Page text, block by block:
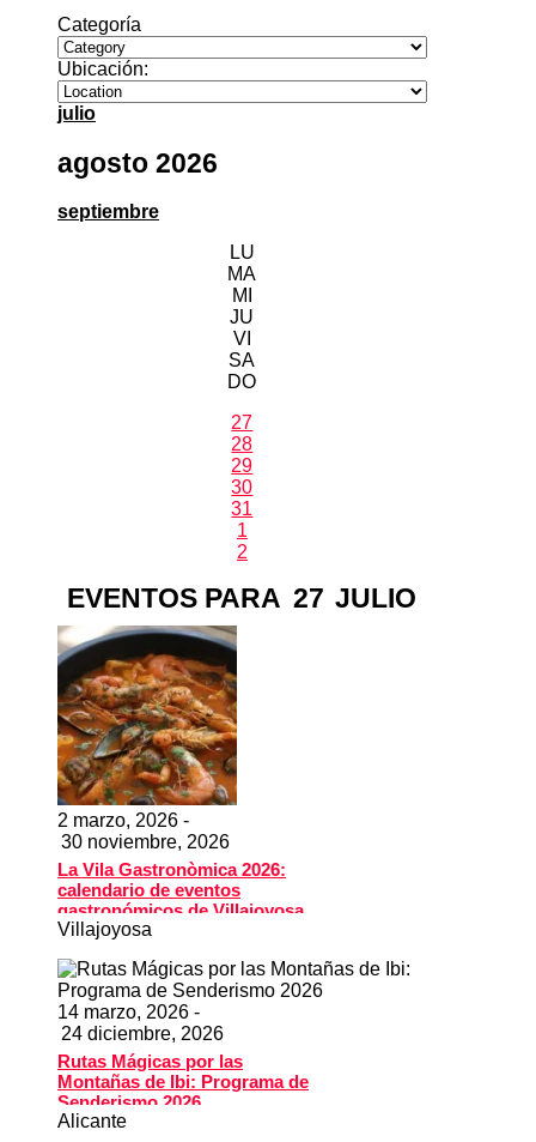
Categoría
Ubicación:
julio
agosto 2026
septiembre
LU
MA
MI
JU
VI
SA
DO
27
28
29
30
31
1
2
EVENTOS PARA 27 JULIO
2 marzo, 2026 -
30 noviembre, 2026
La Vila Gastronòmica 2026:
calendario de eventos
gastronómicos de Villajoyosa
Villajoyosa
14 marzo, 2026 -
24 diciembre, 2026
Rutas Mágicas por las
Montañas de Ibi: Programa de
Senderismo 2026
Alicante